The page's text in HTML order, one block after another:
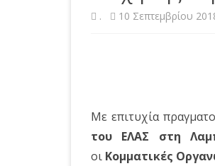
. 10 Σεπτεμβρίου
Με επιτυχία
του ΕΛΑΣ στη
οι Κομματικές